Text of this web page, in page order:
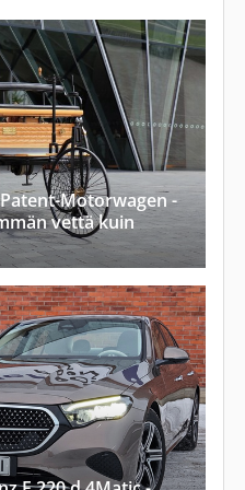
Motorwagen -
vettä kuin